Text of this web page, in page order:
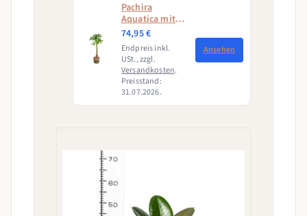
Pachira
Aquatica mit
Korb Ø24cm -
↕120 - 140cm
74,95 €
Endpreis inkl.
USt., zzgl.
Versandkosten.
Preisstand:
31.07.2026.
Ansehen